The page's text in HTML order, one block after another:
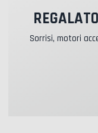
Pilota Istruttore
Assicurazione
Sorrisi, motori